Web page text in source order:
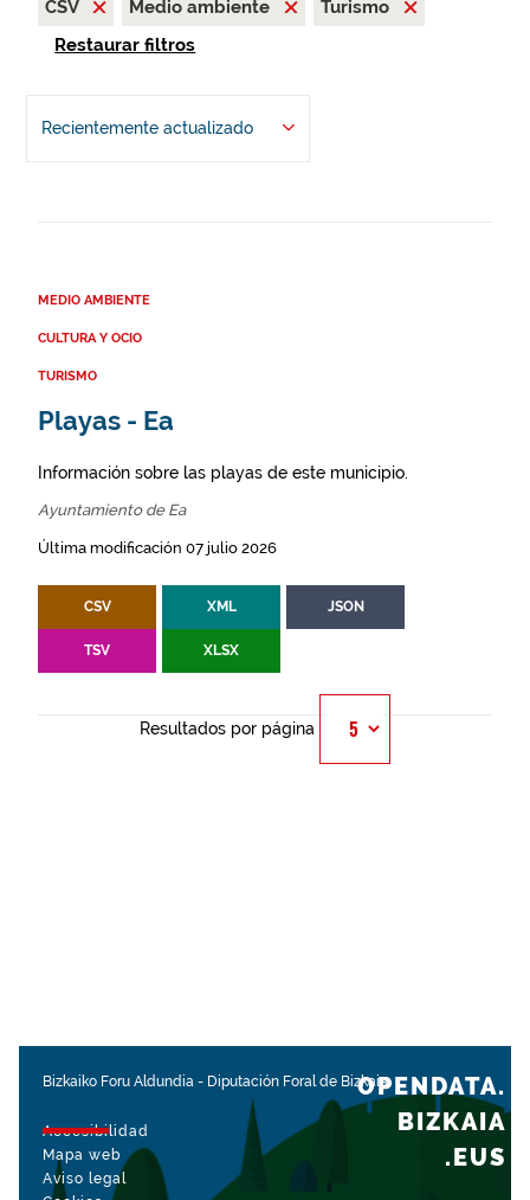
CSV
Medio ambiente
Turismo
Restaurar filtros
Recientemente actualizado
MEDIO AMBIENTE
CULTURA Y OCIO
TURISMO
Playas - Ea
Información sobre las playas de este municipio.
Ayuntamiento de Ea
Última modificación 07 julio 2026
CSV XML JSON
TSV XLSX
Resultados por página
Bizkaiko Foru Aldundia - Diputación Foral de Bizkaia
Accesibilidad
Mapa web
Aviso legal
OPENDATA.
BIZKAIA
.EUS